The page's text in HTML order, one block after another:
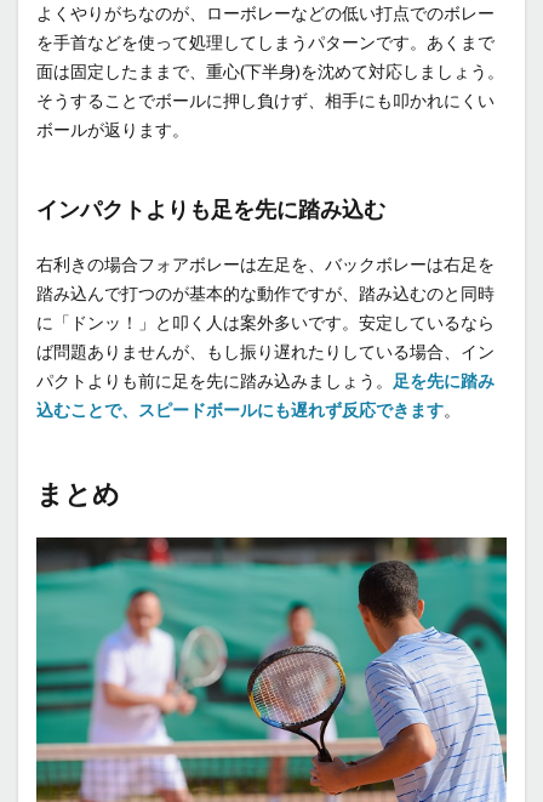
よくやりがちなのが、ローボレーなどの低い打点でのボレー
を手首などを使って処理してしまうパターンです。あくまで
面は固定したままで、重心(下半身)を沈めて対応しましょう。
そうすることでボールに押し負けず、相手にも叩かれにくい
ボールが返ります。
インパクトよりも足を先に踏み込む
右利きの場合フォアボレーは左足を、バックボレーは右足を
踏み込んで打つのが基本的な動作ですが、踏み込むのと同時
に「ドンッ！」と叩く人は案外多いです。安定しているなら
ば問題ありませんが、もし振り遅れたりしている場合、イン
パクトよりも前に足を先に踏み込みましょう。
足を先に踏み
込むことで、スピードボールにも遅れず反応できます。
まとめ